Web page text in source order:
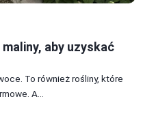
aby uzyskać
To również rośliny, które
A...